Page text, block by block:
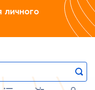
личного